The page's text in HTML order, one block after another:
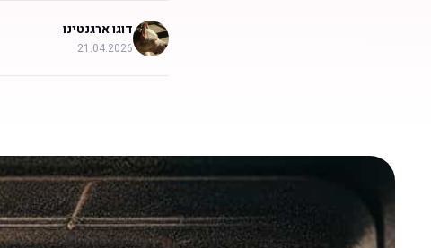
דוגו ארגנטינו
21.04.2026